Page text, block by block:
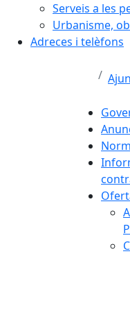
Serveis a les
Urbanisme,
Adreces i telèfons